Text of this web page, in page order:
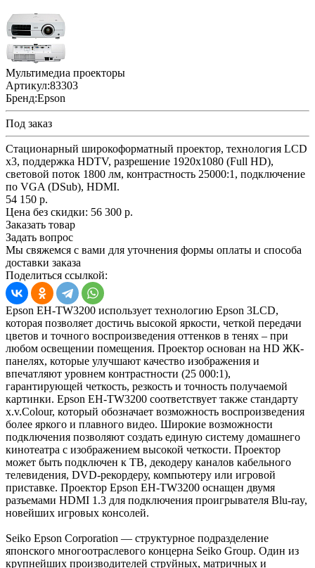
Мультимедиа проекторы
Артикул:83303
Бренд:Epson
Под заказ
Стационарный широкоформатный проектор, технология LCD
x3, поддержка HDTV, разрешение 1920x1080 (Full HD),
световой поток 1800 лм, контрастность 25000:1, подключение
по VGA (DSub), HDMI.
54 150 р.
Цена без скидки: 56 300 р.
Заказать товар
Задать вопрос
Мы свяжемся с вами для уточнения формы оплаты и способа
доставки заказа
Поделиться ссылкой:
Epson EH-TW3200 использует технологию Epson 3LCD,
которая позволяет достичь высокой яркости, четкой передачи
цветов и точного воспроизведения оттенков в тенях – при
любом освещении помещения. Проектор основан на HD ЖК-
панелях, которые улучшают качество изображения и
впечатляют уровнем контрастности (25 000:1),
гарантирующей четкость, резкость и точность получаемой
картинки. Epson EH-TW3200 соответствует также стандарту
x.v.Colour, который обозначает возможность воспроизведения
более яркого и плавного видео. Широкие возможности
подключения позволяют создать единую систему домашнего
кинотеатра с изображением высокой четкости. Проектор
может быть подключен к ТВ, декодеру каналов кабельного
телевидения, DVD-рекордеру, компьютеру или игровой
приставке. Проектор Epson EH-TW3200 оснащен двумя
разъемами HDMI 1.3 для подключения проигрывателя Blu-ray,
новейших игровых консолей.
Seiko Epson Corporation — структурное подразделение
японского многоотраслевого концерна Seiko Group. Один из
крупнейших производителей струйных, матричных и